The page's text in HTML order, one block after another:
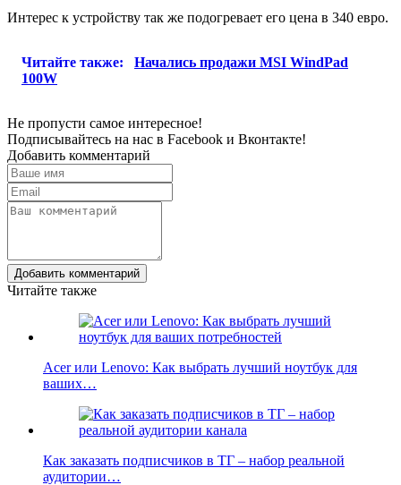
Интерес к устройству так же подогревает его цена в 340 евро.
Читайте также:
Начались продажи MSI WindPad
100W
Не пропусти самое интересное!
Подписывайтесь на нас в Facebook и Вконтакте!
Добавить комментарий
Добавить комментарий
Читайте также
Acer или Lenovo: Как выбрать лучший ноутбук для
ваших…
Как заказать подписчиков в ТГ – набор реальной
аудитории…